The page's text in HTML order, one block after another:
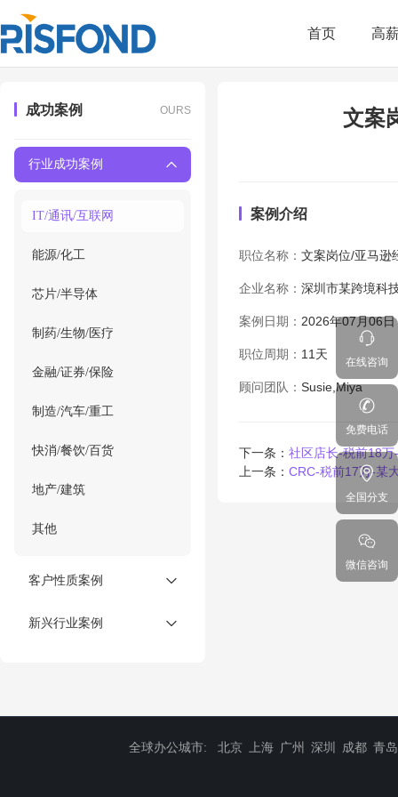
首页 高
成功案例 OURS
行业成功案例
IT/通讯/互联网
能源/化工
芯片/半导体
制药/生物/医疗
金融/证券/保险
制造/汽车/重工
快消/餐饮/百货
地产/建筑
其他
客户性质案例
新兴行业案例
文案
案例介绍
职位名称： 文案岗位/亚马逊
企业名称： 深圳市某跨境科
案例日期： 2026年07月06日
职位周期： 11天
顾问团队： Susie,Miya
下一条： 社区店长-税前18
上一条： CRC-税前17万-某
全球办公城市: 北京 上海 广州 深圳 成都 青岛
在线咨询
免费电话
全国分支
微信咨询